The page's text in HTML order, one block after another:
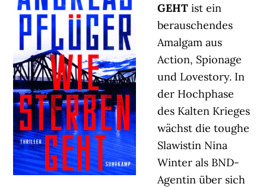
GEHT ist ein
berauschendes
Amalgam aus
Action, Spionage
und Lovestory. In
der Hochphase
des Kalten Krieges
wächst die toughe
Slawistin Nina
Winter als BND-
Agentin über sich